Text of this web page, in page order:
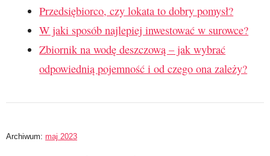
Przedsiębiorco, czy lokata to dobry pomysł?
W jaki sposób najlepiej inwestować w surowce?
Zbiornik na wodę deszczową – jak wybrać
odpowiednią pojemność i od czego ona zależy?
Archiwum: maj 2023